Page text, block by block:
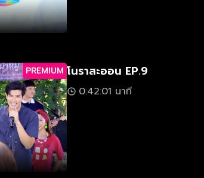
PREMIUM โนราสะออน EP.9
0:42:01 นาที